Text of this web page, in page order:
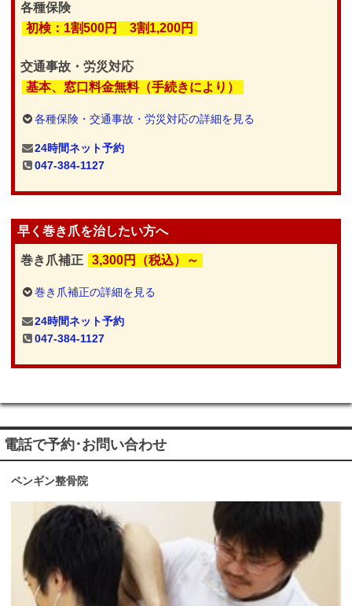
各種保険
初検：1割500円 3割1,200円
交通事故・労災対応
基本、窓口料金無料（手続きにより）
各種保険・交通事故・労災対応の詳細を見る
24時間ネット予約
047-384-1127
早く巻き爪を治したい方へ
巻き爪補正 3,300円（税込）～
巻き爪補正の詳細を見る
24時間ネット予約
047-384-1127
電話で予約･お問い合わせ
ペンギン整骨院